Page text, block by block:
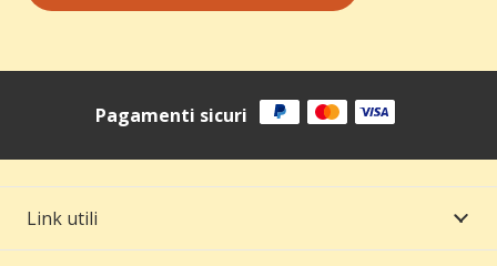
Pagamenti sicuri
Link utili